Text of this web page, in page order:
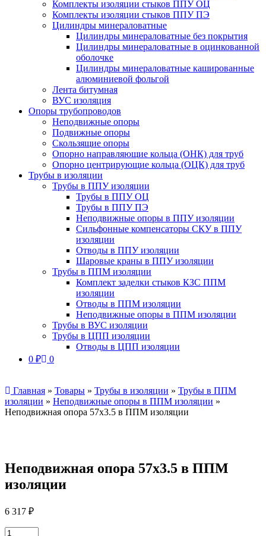
Комплекты изоляции стыков ППУ ОЦ
Комплекты изоляции стыков ППУ ПЭ
Цилиндры минераловатные
Цилиндры минераловатные без покрытия
Цилиндры минераловатные в оцинкованной
оболочке
Цилиндры минераловатные кашированные
алюминиевой фольгой
Лента битумная
ВУС изоляция
Опоры трубопроводов
Неподвижные опоры
Подвижные опоры
Скользящие опоры
Опорно направляющие кольца (ОНК) для труб
Опорно центрирующие кольца (ОЦК) для труб
Трубы в изоляции
Трубы в ППУ изоляции
Трубы в ППУ ОЦ
Трубы в ППУ ПЭ
Неподвижные опоры в ППУ изоляции
Сильфонные компенсаторы СКУ в ППУ
изоляции
Отводы в ППУ изоляции
Шаровые краны в ППУ изоляции
Трубы в ППМ изоляции
Комплект заделки стыков КЗС ППМ
изоляции
Отводы в ППМ изоляции
Неподвижные опоры в ППМ изоляции
Трубы в ВУС изоляции
Трубы в ЦПП изоляции
Отводы в ЦПП изоляции
0 ₽ 0
Главная » Товары » Трубы в изоляции » Трубы в ППМ
изоляции » Неподвижные опоры в ППМ изоляции »
Неподвижная опора 57х3.5 в ППМ изоляции
Неподвижная опора 57х3.5 в ППМ
изоляции
6 317 ₽